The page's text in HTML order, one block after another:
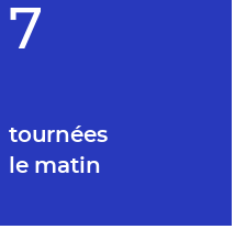
7
tournées
le matin